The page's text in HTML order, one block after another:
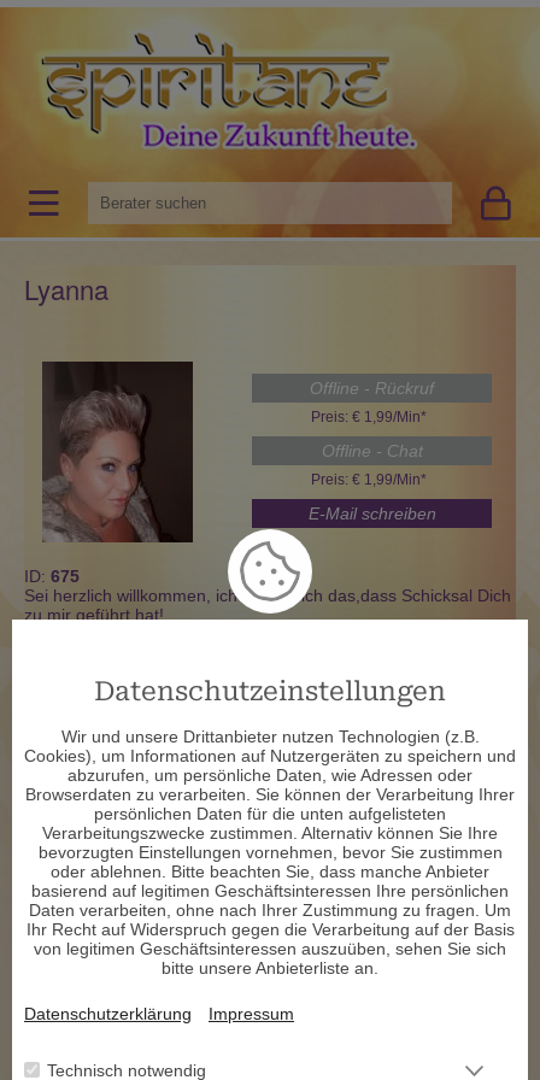
Lyanna
Offline - Rückruf
Preis: € 1,99/Min*
Offline - Chat
Preis: € 1,99/Min*
E-Mail schreiben
ID: 675
Sei herzlich willkommen, ich freue mich das,dass Schicksal Dich
zu mir geführt hat!
Die Hellsicht hatte ich schon als Kind konnte natürlich nicht
damit umgehen ,erst als ich die Zigeuner kennengelernt habe
wusste ich was in mir steckt.
Nach einigen schweren Schicksalsschläge entschloss ich mich
,künftig Menschen in Not bei zustehen und für sie da zu sein.
Mein Schwerpunkt liegt auf Liebe und Partnerschaft sowie
phänomenale Ereignisse.
Bei mir gibt es kein Drumherum reden oder Schönreden das
bringt mir nichts und dir nichts ,natürlich kann es auch weh tun
die Wahrheit zu erfahren ,aber deswegen rufst Du an.
Datenschutzeinstellungen
Wir und unsere Drittanbieter nutzen Technologien (z.B.
Cookies), um Informationen auf Nutzergeräten zu speichern und
abzurufen, um persönliche Daten, wie Adressen oder
Browserdaten zu verarbeiten. Sie können der Verarbeitung Ihrer
persönlichen Daten für die unten aufgelisteten
Verarbeitungszwecke zustimmen. Alternativ können Sie Ihre
bevorzugten Einstellungen vornehmen, bevor Sie zustimmen
oder ablehnen. Bitte beachten Sie, dass manche Anbieter
basierend auf legitimen Geschäftsinteressen Ihre persönlichen
Daten verarbeiten, ohne nach Ihrer Zustimmung zu fragen. Um
Ihr Recht auf Widerspruch gegen die Verarbeitung auf der Basis
von legitimen Geschäftsinteressen auszuüben, sehen Sie sich
bitte unsere Anbieterliste an.
Datenschutzerklärung Impressum
Technisch notwendig